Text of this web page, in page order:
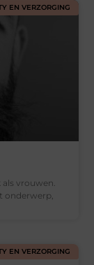
EN VERZORGING
vrouwen.
onderwerp,
EN VERZORGING